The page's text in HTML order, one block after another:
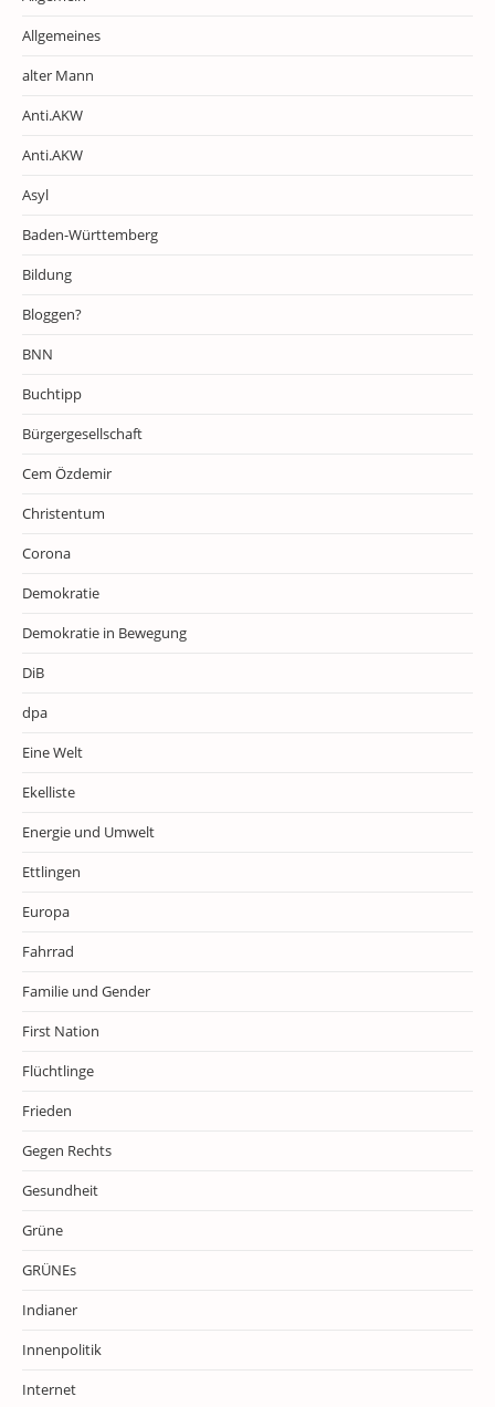
Allgemeines
alter Mann
Anti.AKW
Anti.AKW
Asyl
Baden-Württemberg
Bildung
Bloggen?
BNN
Buchtipp
Bürgergesellschaft
Cem Özdemir
Christentum
Corona
Demokratie
Demokratie in Bewegung
DiB
dpa
Eine Welt
Ekelliste
Energie und Umwelt
Ettlingen
Europa
Fahrrad
Familie und Gender
First Nation
Flüchtlinge
Frieden
Gegen Rechts
Gesundheit
Grüne
GRÜNEs
Indianer
Innenpolitik
Internet